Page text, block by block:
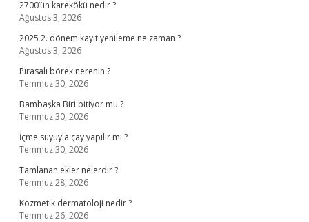
2700’ün karekökü nedir ?
Ağustos 3, 2026
2025 2. dönem kayıt yenileme ne zaman ?
Ağustos 3, 2026
Pırasalı börek nerenin ?
Temmuz 30, 2026
Bambaşka Biri bitiyor mu ?
Temmuz 30, 2026
İçme suyuyla çay yapılır mı ?
Temmuz 30, 2026
Tamlanan ekler nelerdir ?
Temmuz 28, 2026
Kozmetik dermatoloji nedir ?
Temmuz 26, 2026